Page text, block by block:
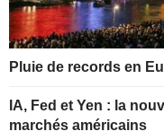
Pluie de records en
IA, Fed et Yen : la
marchés américains